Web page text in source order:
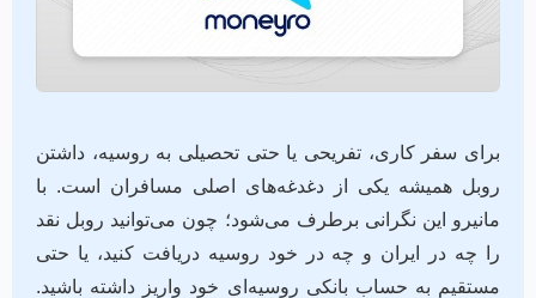
برای سفر کاری، تفریحی یا حتی تحصیلی به روسیه، داشتن
روبل همیشه یکی از دغدغه‌های اصلی مسافران است. با
مانیرو این نگرانی برطرف می‌شود؛ چون می‌توانید روبل نقد
را چه در ایران و چه در خود روسیه دریافت کنید، یا حتی
مستقیم به حساب بانکی روسیه‌ای خود واریز داشته باشید.